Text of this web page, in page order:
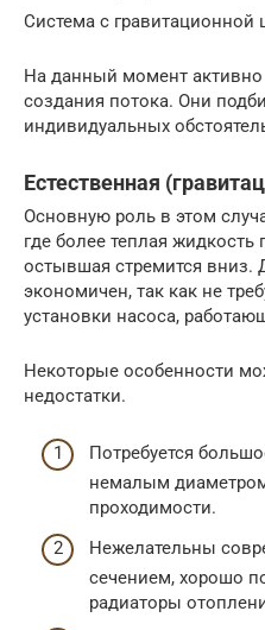
Система с гравитационной
На данный момент
создания потока. Они
индивидуальных
Естественная
Основную роль в этом
где более теплая жидкость
остывшая стремится вниз.
экономичен, так как не
установки насоса,
Некоторые особенности
недостатки.
Потребуется
немалым
проходимости.
Нежелательны
сечением, хорошо
радиаторы